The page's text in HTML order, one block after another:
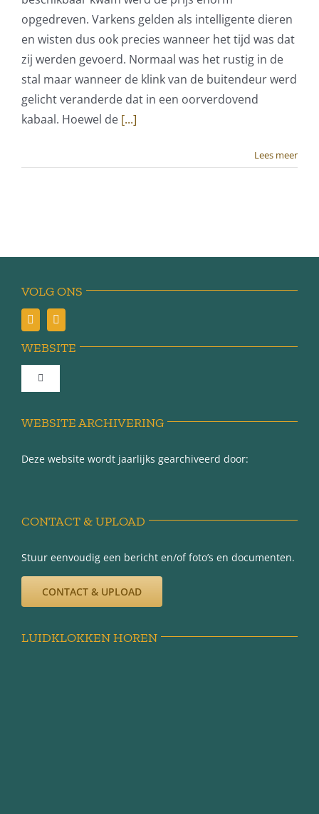
opgedreven. Varkens gelden als intelligente dieren
en wisten dus ook precies wanneer het tijd was dat
zij werden gevoerd. Normaal was het rustig in de
stal maar wanneer de klink van de buitendeur werd
gelicht veranderde dat in een oorverdovend
kabaal. Hoewel de [...]
Lees meer
VOLG ONS
WEBSITE
Toggle
Over Minnertsga
Privacy-verklaring
WEBSITE ARCHIVERING
Deze website wordt jaarlijks gearchiveerd door:
CONTACT & UPLOAD
Stuur eenvoudig een bericht en/of foto’s en documenten.
CONTACT & UPLOAD
LUIDKLOKKEN HOREN